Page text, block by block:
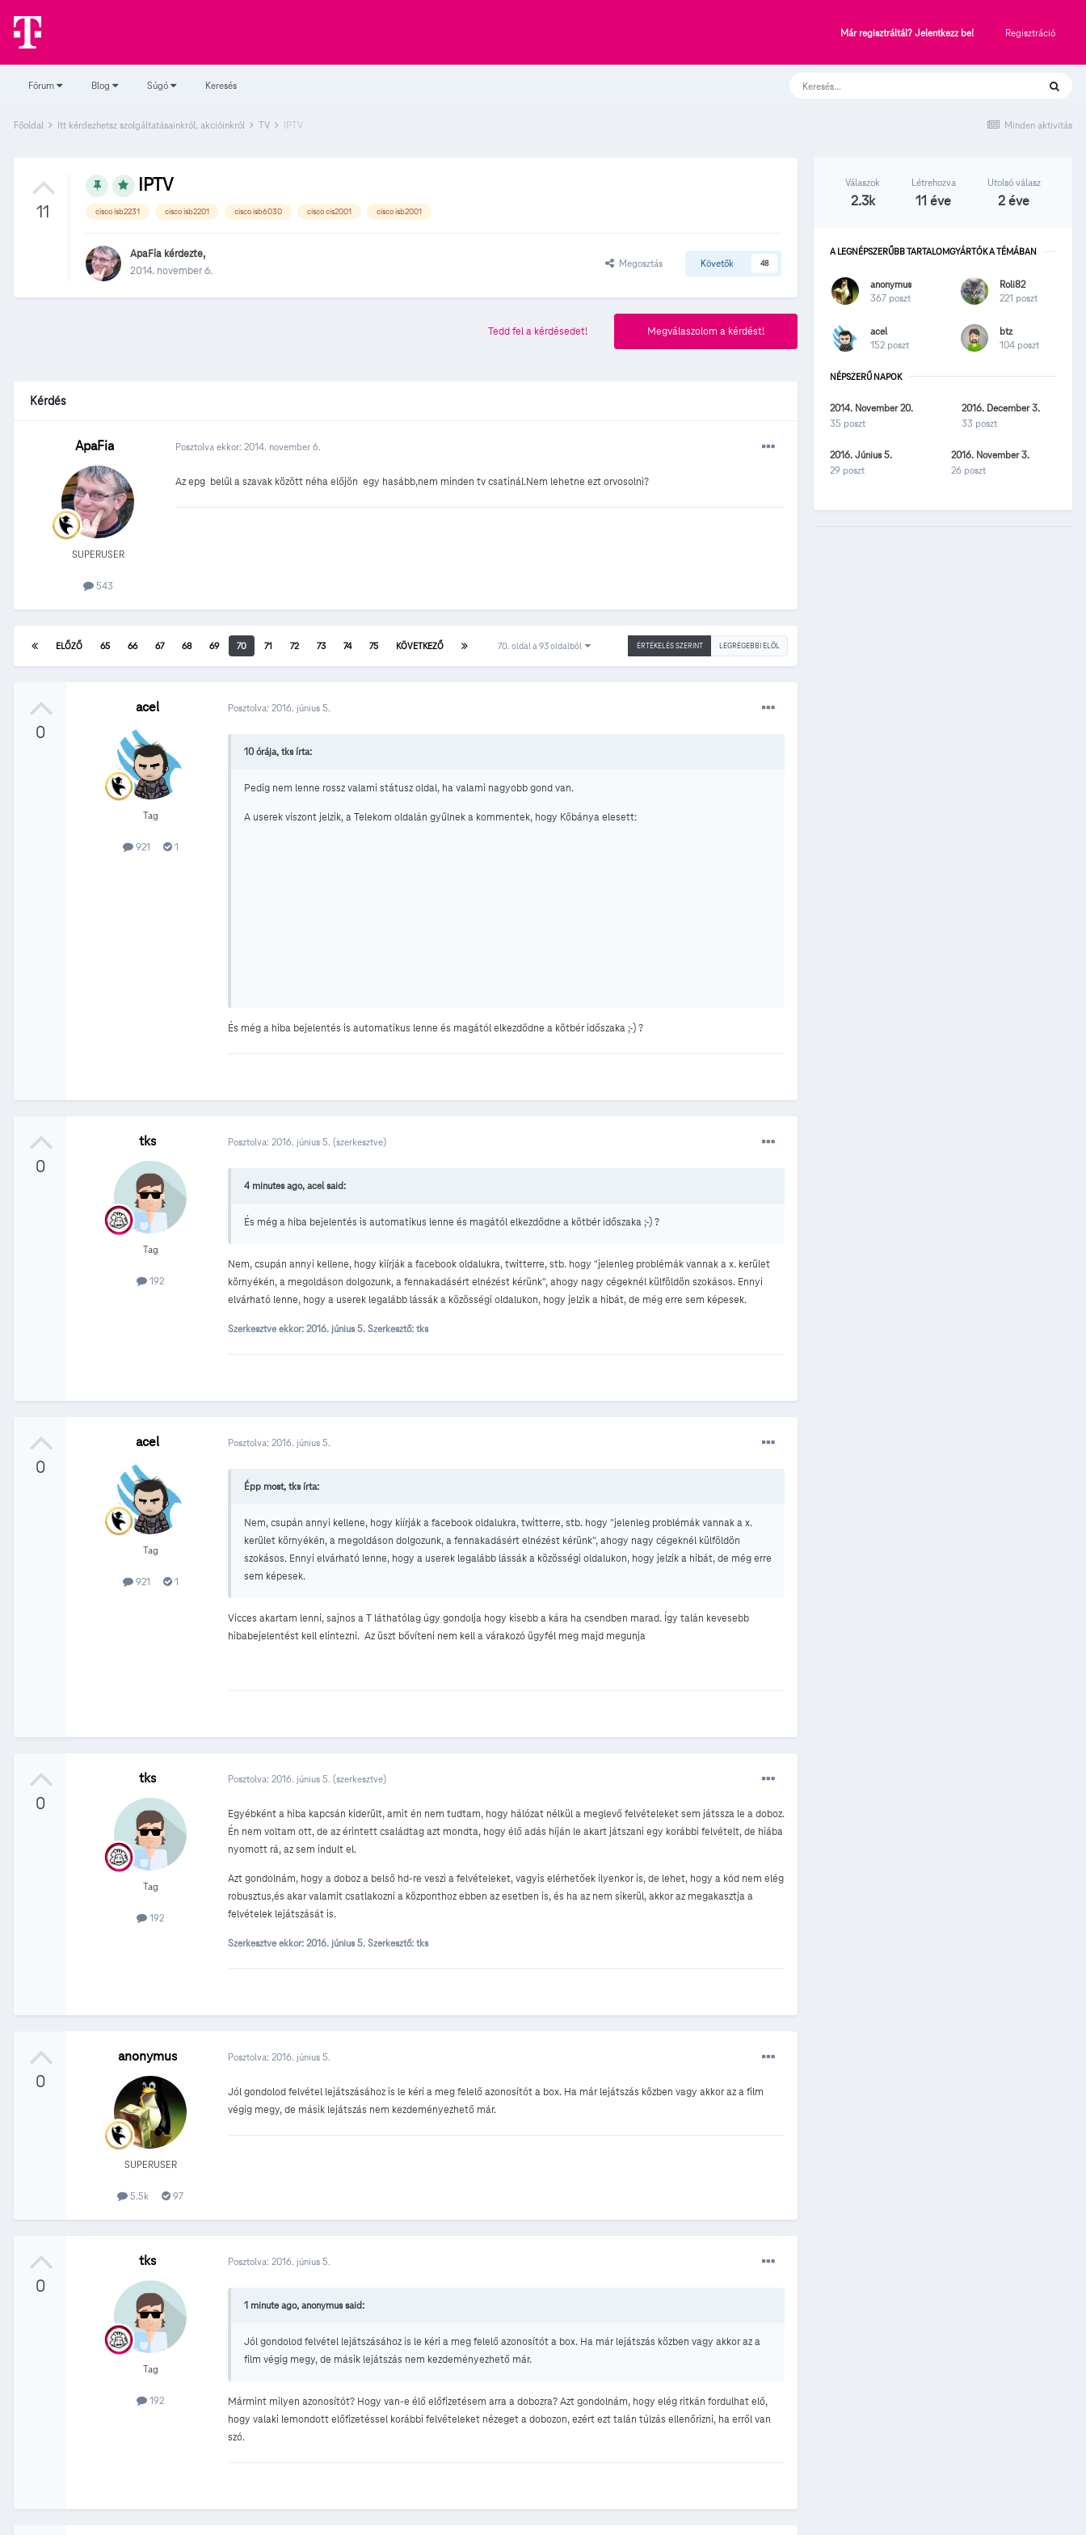
Már regisztráltál? Jelentkezz be! Regisztráció
Fórum Blog Súgó Keresés
Minden aktivitás
Főoldal Itt kérdezhetsz szolgáltatásainkról, akcióinkról TV IPTV
11
IPTV
cisco isb2231 cisco isb2201 cisco isb6030 cisco cis2001 cisco isb2001
ApaFia kérdezte,
2014. november 6.
Megosztás Követők 48
Megválaszolom a kérdést!
Tedd fel a kérdésedet!
Kérdés
ApaFia
SUPERUSER
543
Posztolva ekkor: 2014. november 6.
Az epg belűl a szavak között néha előjön egy hasább,nem minden tv csatinál.Nem lehetne ezt orvosolni?
ÉRTÉKELÉS SZERINT LEGRÉGEBBI ELÖL
ELŐZŐ 65 66 67 68 69 70 71 72 73 74 75 KÖVETKEZŐ 70. oldal a 93 oldalból
0
acel
Tag
921 1
Posztolva: 2016. június 5.
10 órája, tks írta:
Pedig nem lenne rossz valami státusz oldal, ha valami nagyobb gond van.
A userek viszont jelzik, a Telekom oldalán gyűlnek a kommentek, hogy Kőbánya elesett:
És még a hiba bejelentés is automatikus lenne és magától elkezdődne a kötbér időszaka ;-) ?
0
tks
Tag
192
Posztolva: 2016. június 5. (szerkesztve)
4 minutes ago, acel said:
És még a hiba bejelentés is automatikus lenne és magától elkezdődne a kötbér időszaka ;-) ?
Nem, csupán annyi kellene, hogy kiírják a facebook oldalukra, twitterre, stb. hogy "jelenleg problémák vannak a x. kerület
környékén, a megoldáson dolgozunk, a fennakadásért elnézést kérünk", ahogy nagy cégeknél külföldön szokásos. Ennyi
elvárható lenne, hogy a userek legalább lássák a közösségi oldalukon, hogy jelzik a hibát, de még erre sem képesek.
Szerkesztve ekkor: 2016. június 5. Szerkesztő: tks
0
acel
Tag
921 1
Posztolva: 2016. június 5.
Épp most, tks írta:
Nem, csupán annyi kellene, hogy kiírják a facebook oldalukra, twitterre, stb. hogy "jelenleg problémák vannak a x.
kerület környékén, a megoldáson dolgozunk, a fennakadásért elnézést kérünk", ahogy nagy cégeknél külföldön
szokásos. Ennyi elvárható lenne, hogy a userek legalább lássák a közösségi oldalukon, hogy jelzik a hibát, de még erre
sem képesek.
Vicces akartam lenni, sajnos a T láthatólag úgy gondolja hogy kisebb a kára ha csendben marad. Így talán kevesebb
hibabejelentést kell elintezni. Az üszt bővíteni nem kell a várakozó ügyfél meg majd megunja
0
tks
Tag
192
Posztolva: 2016. június 5. (szerkesztve)
Egyébként a hiba kapcsán kiderült, amit én nem tudtam, hogy hálózat nélkül a meglevő felvételeket sem játssza le a doboz.
Én nem voltam ott, de az érintett családtag azt mondta, hogy élő adás híján le akart játszani egy korábbi felvételt, de hiába
nyomott rá, az sem indult el.
Azt gondolnám, hogy a doboz a belső hd-re veszi a felvételeket, vagyis elérhetőek ilyenkor is, de lehet, hogy a kód nem elég
robusztus,és akar valamit csatlakozni a központhoz ebben az esetben is, és ha az nem sikerül, akkor az megakasztja a
felvételek lejátszását is.
Szerkesztve ekkor: 2016. június 5. Szerkesztő: tks
0
anonymus
SUPERUSER
5.5k 97
Posztolva: 2016. június 5.
Jól gondolod felvétel lejátszásához is le kéri a meg felelő azonosítót a box. Ha már lejátszás közben vagy akkor az a film
végig megy, de másik lejátszás nem kezdeményezhető már.
0
tks
Tag
192
Posztolva: 2016. június 5.
1 minute ago, anonymus said:
Jól gondolod felvétel lejátszásához is le kéri a meg felelő azonosítót a box. Ha már lejátszás közben vagy akkor az a
film végig megy, de másik lejátszás nem kezdeményezhető már.
Mármint milyen azonosítót? Hogy van-e élő előfizetésem arra a dobozra? Azt gondolnám, hogy elég ritkán fordulhat elő,
hogy valaki lemondott előfizetéssel korábbi felvételeket nézeget a dobozon, ezért ezt talán túlzás ellenőrizni, ha erről van
szó.
Válaszok
2.3k
Létrehozva
11 éve
Utolsó válasz
2 éve
A LEGNÉPSZERŰBB TARTALOMGYÁRTÓK A TÉMÁBAN
anonymus
367 poszt
Roli82
221 poszt
acel
152 poszt
btz
104 poszt
NÉPSZERŰ NAPOK
2014. November 20.
35 poszt
2016. December 3.
33 poszt
2016. Június 5.
29 poszt
2016. November 3.
26 poszt